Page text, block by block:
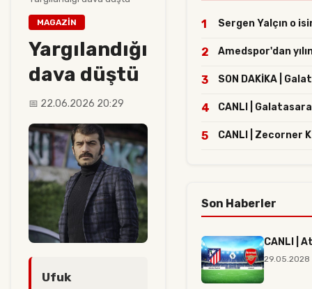
MAGAZIN
Yargılandığı
dava düştü
📅 22.06.2026 20:29
Ufuk
1 Sergen Yalçın o
2 Amedspor'dan
3 SON DAKİKA |
4 CANLI |
5 CANLI | Zecorner
Son Haberler
CANLI |
29.05.2028